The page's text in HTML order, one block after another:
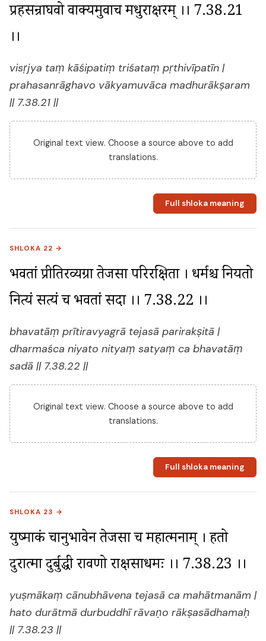
प्रहसन्राघवो वाक्यमुवाच मधुराक्षरम् ।। 7.38.21
।।
visṛjya taṃ kāśipatiṃ triśataṃ pṛthivīpatīn |
prahasanrāghavo vākyamuvāca madhurākṣaram
|| 7.38.21 ||
Original text view. Choose a source above to add
translations.
Full shloka meaning
SHLOKA 22 →
भवतां प्रीतिरव्यग्रा तेजसा परिरक्षिता । धर्मश्च नियतो
नित्यं सत्यं च भवतां सदा ।। 7.38.22 ।।
bhavatāṃ prītiravyagrā tejasā parirakṣitā |
dharmaśca niyato nityaṃ satyaṃ ca bhavatāṃ
sadā || 7.38.22 ||
Original text view. Choose a source above to add
translations.
Full shloka meaning
SHLOKA 23 →
युष्माकं चानुभावेन तेजसा च महात्मनाम् । हतो
दुरात्मा दुर्बुद्धी रावणो राक्षसाधमः ।। 7.38.23 ।।
yuṣmākaṃ cānubhāvena tejasā ca mahātmanām |
hato durātmā durbuddhī rāvaṇo rākṣasādhamaḥ
|| 7.38.23 ||